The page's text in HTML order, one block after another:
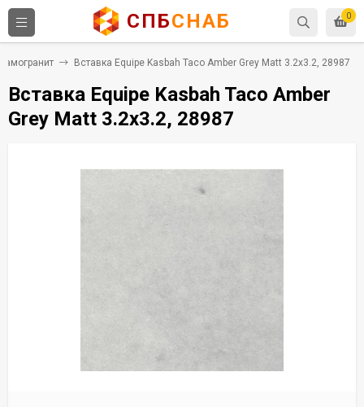
0
СПБСНАБ
Вставка Equipe Kasbah Taco Amber Grey Matt 3.2x3.2, 28987
Вставка Equipe Kasbah Taco Amber
Grey Matt 3.2x3.2, 28987